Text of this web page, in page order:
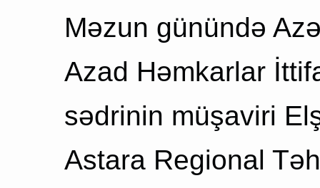
Məzun günündə
Azad Həmkarlar
sədrinin müşaviri
Astara Regional